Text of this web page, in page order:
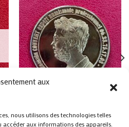
aux
nous utilisons des technologies telles
accéder aux informations des appareils.
MÉDAILLES
Médaille / Jeton du magasin